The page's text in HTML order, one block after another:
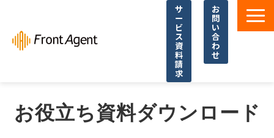
サ
ー
ビ
ス
資
料
請
求
お
問
い
合
わ
せ
よくあるご質問
お役立ち資料ダウンロード